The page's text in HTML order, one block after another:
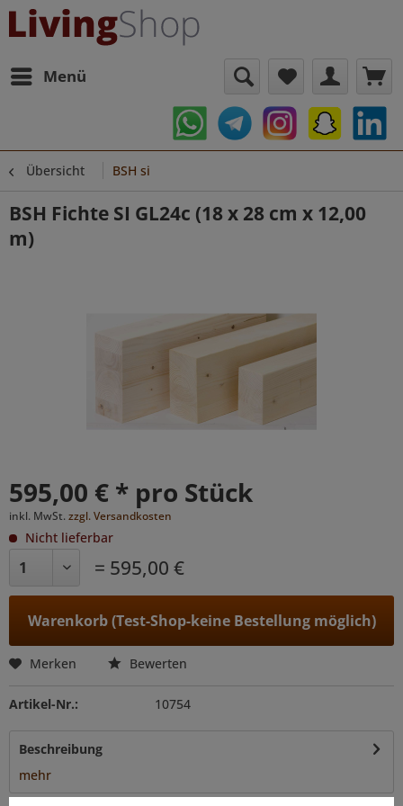
Menü
Übersicht BSH si
BSH Fichte SI GL24c (18 x 28 cm x 12,00
m)
595,00 € * pro Stück
inkl. MwSt. zzgl. Versandkosten
Nicht lieferbar
= 595,00 €
Warenkorb (Test-Shop-keine Bestellung möglich)
Merken Bewerten
Artikel-Nr.: 10754
Beschreibung
mehr